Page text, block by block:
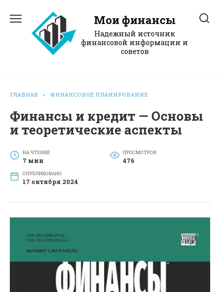
содержанию
Мои финансы
Надежный источник
финансовой информации и
советов
ГЛАВНАЯ » ФИНАНСОВОЕ ПЛАНИРОВАНИЕ
Финансы и кредит — Основы
и теоретические аспекты
НА ЧТЕНИЕ
7 мин
ПРОСМОТРОВ
476
ОПУБЛИКОВАНО
17 октября 2024